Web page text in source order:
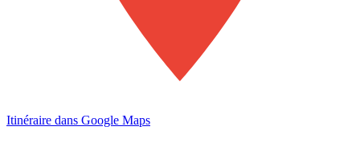
Itinéraire dans Google Maps